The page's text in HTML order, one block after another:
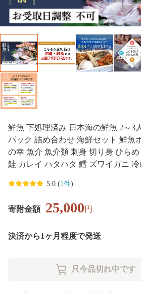
鮮魚 下処理済み 日本海の鮮魚 2～3
パック 詰め合わせ 海鮮セット 鮮魚
の幸 魚介 魚介類 刺身 切り身 ひら
鮭 カレイ ハタハタ 鱈 ズワイガニ
5.0 (1件)
寄附金額 25,000円
決済から1ヶ月程度で発送